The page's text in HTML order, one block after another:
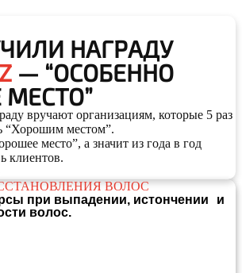
НАГРАДУ
— “ОСОБЕННО
вручают организациям, которые 5 раз
“Хорошим местом”.
место”, а значит из года в год
клиентов.
ВОЛОС
при выпадении, истончении и
волос.